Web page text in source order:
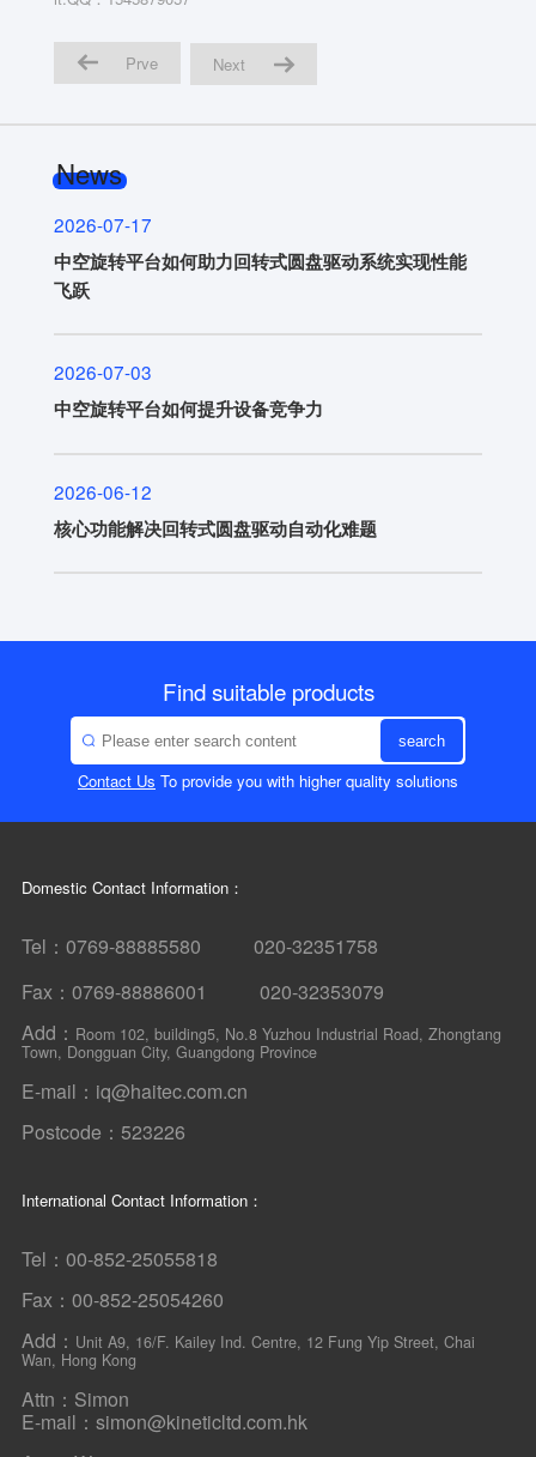
Prve Next
News
2026-07-17
中空旋转平台如何助力回转式圆盘驱动系统实现性能
飞跃
2026-07-03
中空旋转平台如何提升设备竞争力
2026-06-12
核心功能解决回转式圆盘驱动自动化难题
Find suitable products
search
Contact Us To provide you with higher quality solutions
Domestic Contact Information：
Tel：0769-88885580 020-32351758
Fax：0769-88886001 020-32353079
Add： Room 102, building5, No.8 Yuzhou Industrial Road, Zhongtang
Town, Dongguan City, Guangdong Province
E-mail：iq@haitec.com.cn
Postcode：523226
International Contact Information：
Tel：00-852-25055818
Fax：00-852-25054260
Add： Unit A9, 16/F. Kailey Ind. Centre, 12 Fung Yip Street, Chai
Wan, Hong Kong
Attn：Simon
E-mail：simon@kineticltd.com.hk